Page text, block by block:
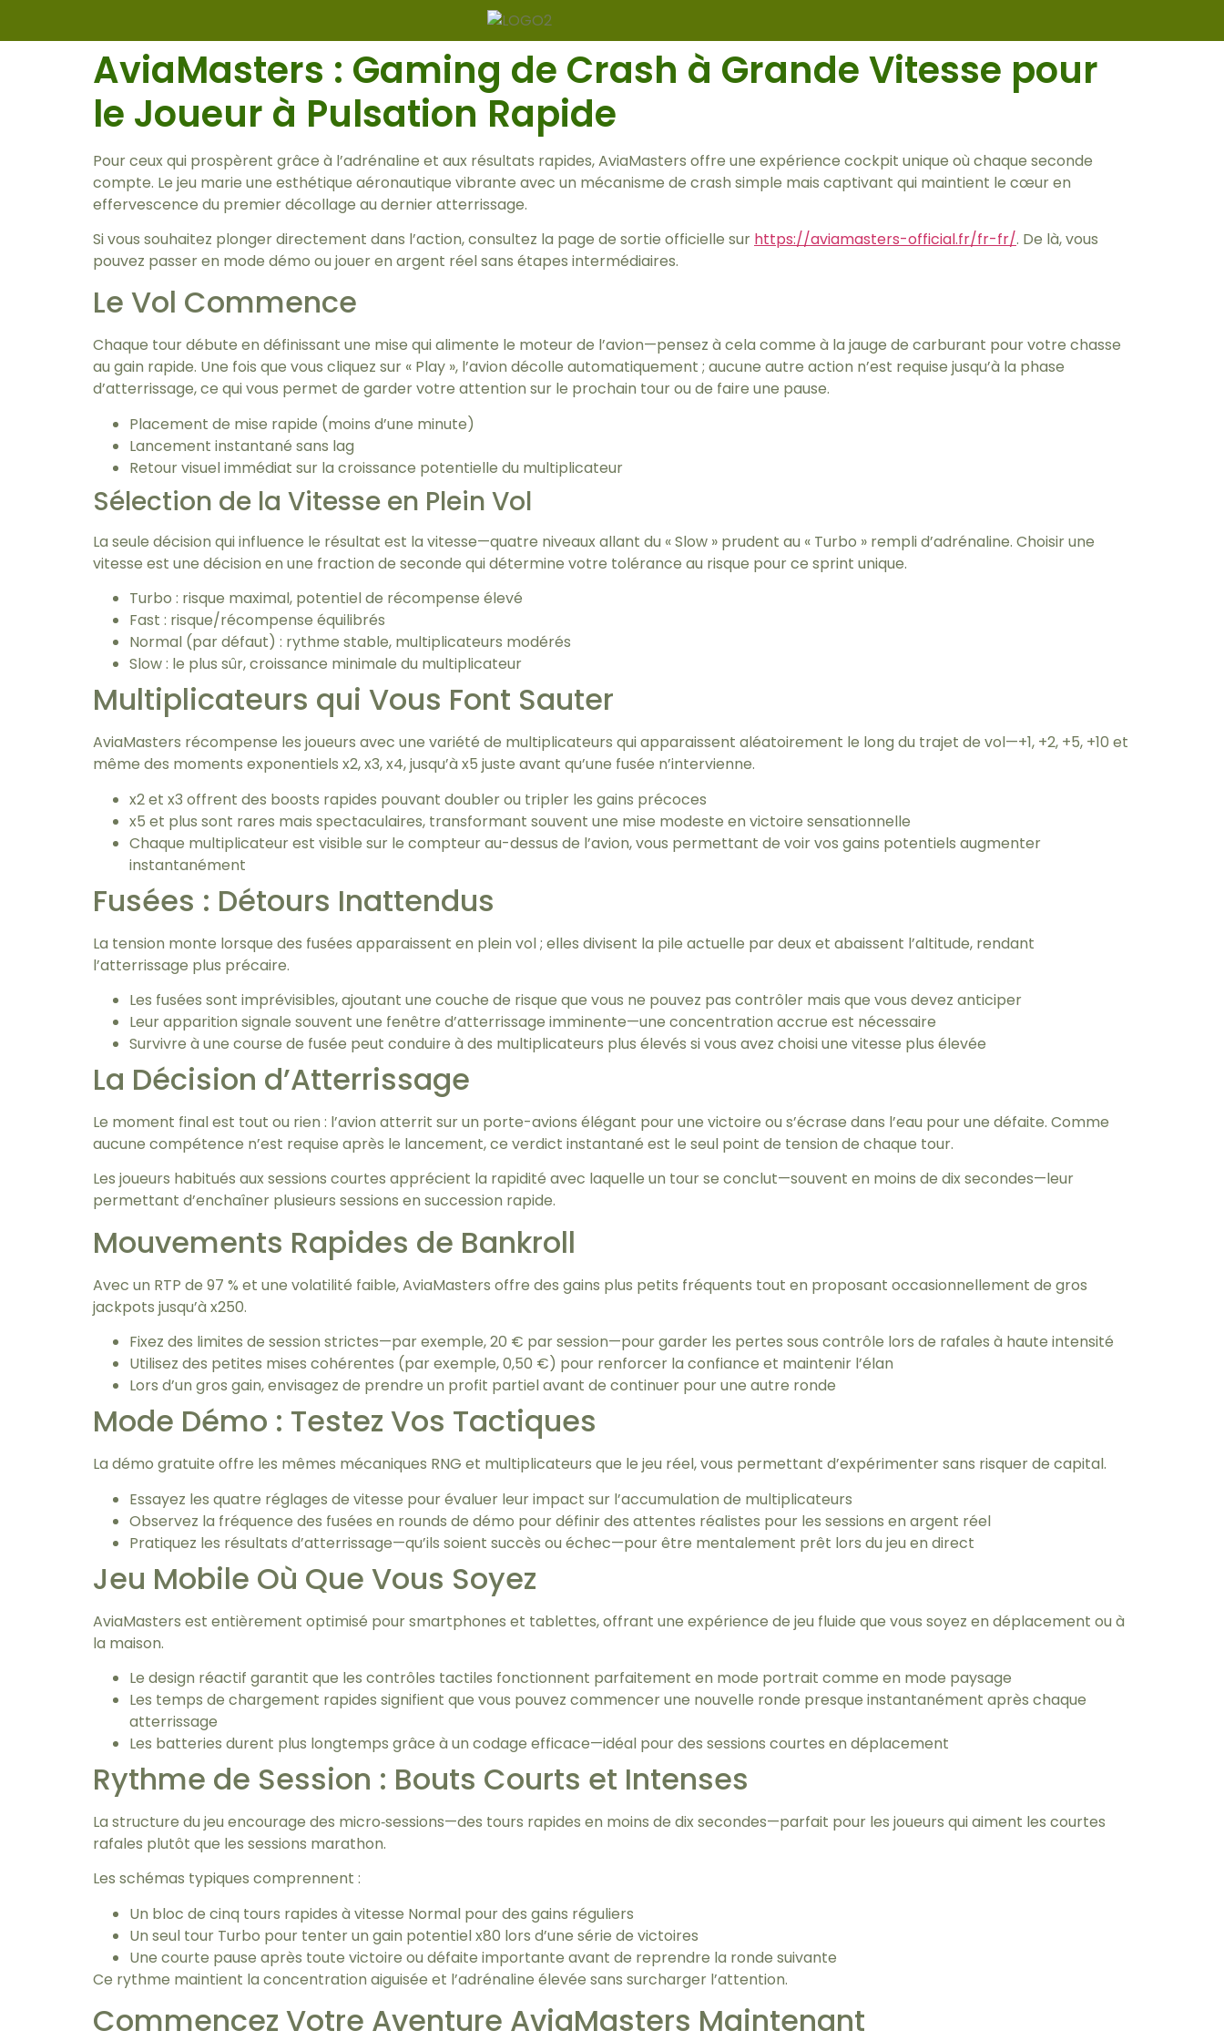
AviaMasters : Gaming de Crash à Grande Vitesse pour
le Joueur à Pulsation Rapide
Pour ceux qui prospèrent grâce à l’adrénaline et aux résultats rapides, AviaMasters offre une expérience cockpit unique où chaque seconde
compte. Le jeu marie une esthétique aéronautique vibrante avec un mécanisme de crash simple mais captivant qui maintient le cœur en
effervescence du premier décollage au dernier atterrissage.
Si vous souhaitez plonger directement dans l’action, consultez la page de sortie officielle sur https://aviamasters-official.fr/fr-fr/. De là, vous
pouvez passer en mode démo ou jouer en argent réel sans étapes intermédiaires.
Le Vol Commence
Chaque tour débute en définissant une mise qui alimente le moteur de l’avion—pensez à cela comme à la jauge de carburant pour votre chasse
au gain rapide. Une fois que vous cliquez sur « Play », l’avion décolle automatiquement ; aucune autre action n’est requise jusqu’à la phase
d’atterrissage, ce qui vous permet de garder votre attention sur le prochain tour ou de faire une pause.
Placement de mise rapide (moins d’une minute)
Lancement instantané sans lag
Retour visuel immédiat sur la croissance potentielle du multiplicateur
Sélection de la Vitesse en Plein Vol
La seule décision qui influence le résultat est la vitesse—quatre niveaux allant du « Slow » prudent au « Turbo » rempli d’adrénaline. Choisir une
vitesse est une décision en une fraction de seconde qui détermine votre tolérance au risque pour ce sprint unique.
Turbo : risque maximal, potentiel de récompense élevé
Fast : risque/récompense équilibrés
Normal (par défaut) : rythme stable, multiplicateurs modérés
Slow : le plus sûr, croissance minimale du multiplicateur
Multiplicateurs qui Vous Font Sauter
AviaMasters récompense les joueurs avec une variété de multiplicateurs qui apparaissent aléatoirement le long du trajet de vol—+1, +2, +5, +10 et
même des moments exponentiels x2, x3, x4, jusqu’à x5 juste avant qu’une fusée n’intervienne.
x2 et x3 offrent des boosts rapides pouvant doubler ou tripler les gains précoces
x5 et plus sont rares mais spectaculaires, transformant souvent une mise modeste en victoire sensationnelle
Chaque multiplicateur est visible sur le compteur au-dessus de l’avion, vous permettant de voir vos gains potentiels augmenter
instantanément
Fusées : Détours Inattendus
La tension monte lorsque des fusées apparaissent en plein vol ; elles divisent la pile actuelle par deux et abaissent l’altitude, rendant
l’atterrissage plus précaire.
Les fusées sont imprévisibles, ajoutant une couche de risque que vous ne pouvez pas contrôler mais que vous devez anticiper
Leur apparition signale souvent une fenêtre d’atterrissage imminente—une concentration accrue est nécessaire
Survivre à une course de fusée peut conduire à des multiplicateurs plus élevés si vous avez choisi une vitesse plus élevée
La Décision d’Atterrissage
Le moment final est tout ou rien : l’avion atterrit sur un porte-avions élégant pour une victoire ou s’écrase dans l’eau pour une défaite. Comme
aucune compétence n’est requise après le lancement, ce verdict instantané est le seul point de tension de chaque tour.
Les joueurs habitués aux sessions courtes apprécient la rapidité avec laquelle un tour se conclut—souvent en moins de dix secondes—leur
permettant d’enchaîner plusieurs sessions en succession rapide.
Mouvements Rapides de Bankroll
Avec un RTP de 97 % et une volatilité faible, AviaMasters offre des gains plus petits fréquents tout en proposant occasionnellement de gros
jackpots jusqu’à x250.
Fixez des limites de session strictes—par exemple, 20 € par session—pour garder les pertes sous contrôle lors de rafales à haute intensité
Utilisez des petites mises cohérentes (par exemple, 0,50 €) pour renforcer la confiance et maintenir l’élan
Lors d’un gros gain, envisagez de prendre un profit partiel avant de continuer pour une autre ronde
Mode Démo : Testez Vos Tactiques
La démo gratuite offre les mêmes mécaniques RNG et multiplicateurs que le jeu réel, vous permettant d’expérimenter sans risquer de capital.
Essayez les quatre réglages de vitesse pour évaluer leur impact sur l’accumulation de multiplicateurs
Observez la fréquence des fusées en rounds de démo pour définir des attentes réalistes pour les sessions en argent réel
Pratiquez les résultats d’atterrissage—qu’ils soient succès ou échec—pour être mentalement prêt lors du jeu en direct
Jeu Mobile Où Que Vous Soyez
AviaMasters est entièrement optimisé pour smartphones et tablettes, offrant une expérience de jeu fluide que vous soyez en déplacement ou à
la maison.
Le design réactif garantit que les contrôles tactiles fonctionnent parfaitement en mode portrait comme en mode paysage
Les temps de chargement rapides signifient que vous pouvez commencer une nouvelle ronde presque instantanément après chaque
atterrissage
Les batteries durent plus longtemps grâce à un codage efficace—idéal pour des sessions courtes en déplacement
Rythme de Session : Bouts Courts et Intenses
La structure du jeu encourage des micro‑sessions—des tours rapides en moins de dix secondes—parfait pour les joueurs qui aiment les courtes
rafales plutôt que les sessions marathon.
Les schémas typiques comprennent :
Un bloc de cinq tours rapides à vitesse Normal pour des gains réguliers
Un seul tour Turbo pour tenter un gain potentiel x80 lors d’une série de victoires
Une courte pause après toute victoire ou défaite importante avant de reprendre la ronde suivante
Ce rythme maintient la concentration aiguisée et l’adrénaline élevée sans surcharger l’attention.
Commencez Votre Aventure AviaMasters Maintenant